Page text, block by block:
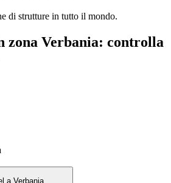
di strutture in tutto il mondo.
zona Verbania: controlla